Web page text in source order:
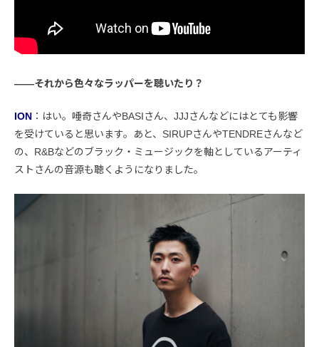
――それから色々なラッパーを聴いたり？
ION ：はい。唾奇さんやBASIさん、JJJさんなどにはとても影響
を受けていると思います。あと、SIRUPさんやTENDREさんなど
の、R&Bなどのブラック・ミュージックを軸としているアーティ
ストさんの音源も聴くようになりました。